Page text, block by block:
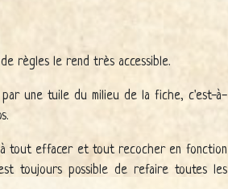
règles le rend très accessible.
par une tuile du milieu de la fiche, c'est-à-
à tout effacer et tout recocher en fonction
toujours possible de refaire toutes les